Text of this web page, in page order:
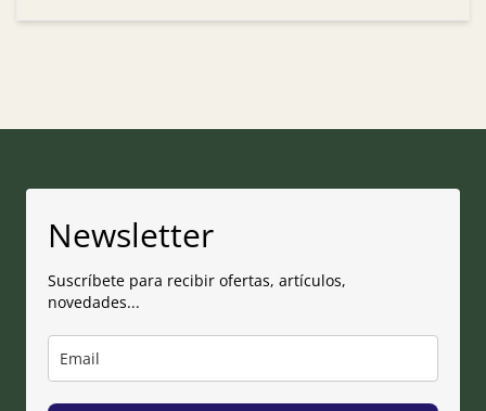
Newsletter
Suscríbete para recibir ofertas, artículos,
novedades...